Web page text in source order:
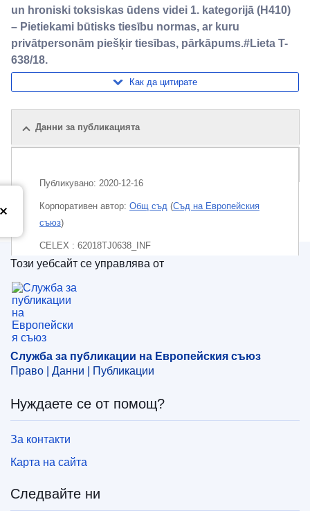
un hroniski toksiskas ūdens videi 1. kategorijā (H410)
– Pietiekami būtisks tiesību normas, ar kuru
privātpersonām piešķir tiesības, pārkāpums.#Lieta T-
638/18.
Как да цитирате
Данни за публикацията
Публикувано: 2020-12-16
Корпоративен aвтор: Общ съд (Съд на Европейския
съюз)
CELEX : 62018TJ0638_INF
ECLI : ECLI:EU:T:2020:627
Служба за публикации на Европейския съюз
Този уебсайт се управлява от
Служба за публикации на Европейския съюз
Право | Данни | Публикации
Нуждаете се от помощ?
За контакти
Карта на сайта
Следвайте ни